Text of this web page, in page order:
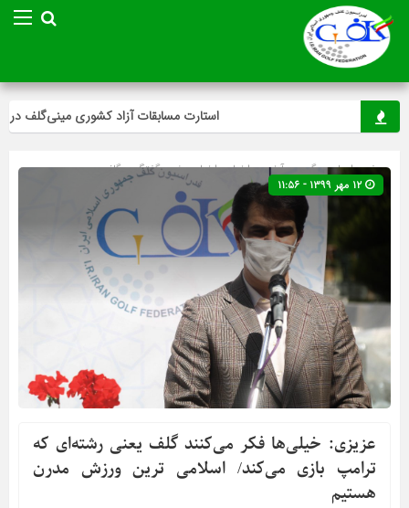
استارت مسابقات آزاد کشوری مینی‌گلف در پایتخت
صفحه اصلی» گروه »آخرین اخبار»اخبار ویژه»گفتگو»گلف
عزیزی: خیلی‌ها فکر می‌کنند گلف یعنی رشته‌ای که
ترامپ بازی می‌کند/ اسلامی ترین ورزش مدرن
هستیم